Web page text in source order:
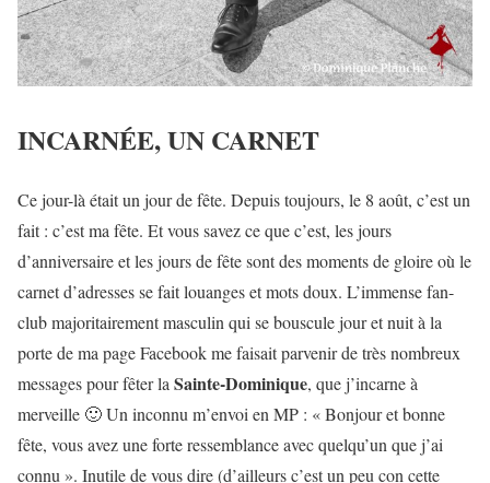
INCARNÉE, UN CARNET
Ce jour-là était un jour de fête. Depuis toujours, le 8 août, c’est un
fait : c’est ma fête. Et vous savez ce que c’est, les jours
d’anniversaire et les jours de fête sont des moments de gloire où le
carnet d’adresses se fait louanges et mots doux. L’immense fan-
club majoritairement masculin qui se bouscule jour et nuit à la
porte de ma page Facebook me faisait parvenir de très nombreux
messages pour fêter la Sainte-Dominique, que j’incarne à
merveille 🙂 Un inconnu m’envoi en MP : « Bonjour et bonne
fête, vous avez une forte ressemblance avec quelqu’un que j’ai
connu ». Inutile de vous dire (d’ailleurs c’est un peu con cette